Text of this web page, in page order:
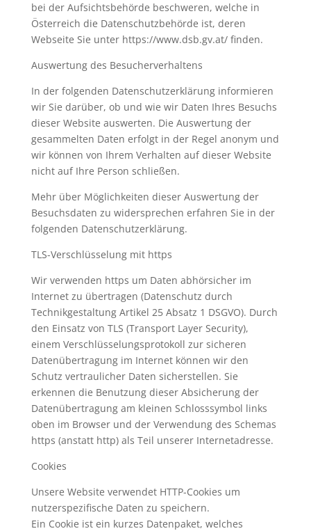
bei der Aufsichtsbehörde beschweren, welche in
Österreich die Datenschutzbehörde ist, deren
Webseite Sie unter https://www.dsb.gv.at/ finden.
Auswertung des Besucherverhaltens
In der folgenden Datenschutzerklärung informieren
wir Sie darüber, ob und wie wir Daten Ihres Besuchs
dieser Website auswerten. Die Auswertung der
gesammelten Daten erfolgt in der Regel anonym und
wir können von Ihrem Verhalten auf dieser Website
nicht auf Ihre Person schließen.
Mehr über Möglichkeiten dieser Auswertung der
Besuchsdaten zu widersprechen erfahren Sie in der
folgenden Datenschutzerklärung.
TLS-Verschlüsselung mit https
Wir verwenden https um Daten abhörsicher im
Internet zu übertragen (Datenschutz durch
Technikgestaltung Artikel 25 Absatz 1 DSGVO). Durch
den Einsatz von TLS (Transport Layer Security),
einem Verschlüsselungsprotokoll zur sicheren
Datenübertragung im Internet können wir den
Schutz vertraulicher Daten sicherstellen. Sie
erkennen die Benutzung dieser Absicherung der
Datenübertragung am kleinen Schlosssymbol links
oben im Browser und der Verwendung des Schemas
https (anstatt http) als Teil unserer Internetadresse.
Cookies
Unsere Website verwendet HTTP-Cookies um
nutzerspezifische Daten zu speichern.
Ein Cookie ist ein kurzes Datenpaket, welches